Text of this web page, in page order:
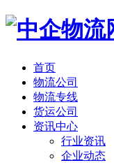
首页
物流公司
物流专线
货运公司
资讯中心
行业资讯
企业动态